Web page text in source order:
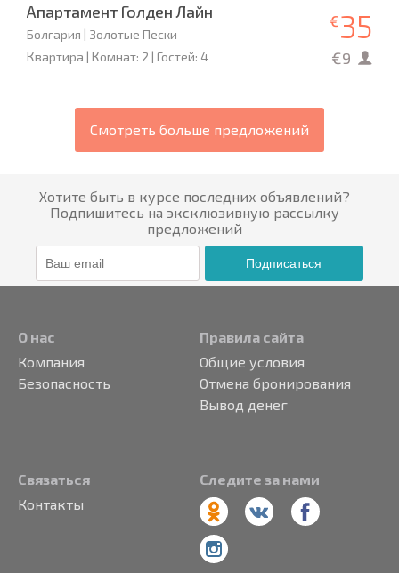
Апартамент Голден Лайн
Болгария | Золотые Пески
Квартира | Комнат: 2 | Гостей: 4
€35
€9
Смотреть больше предложений
Хотите быть в курсе последних объявлений?
Подпишитесь на эксклюзивную рассылку
предложений
Подписаться
О нас
Компания
Безопасность
Правила сайта
Общие условия
Отмена бронирования
Вывод денег
Связаться
Контакты
Следите за нами